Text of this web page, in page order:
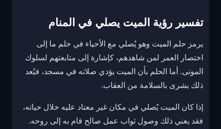
تفسير رؤية الميت يصلي في المنام
يرمز حلم الميت وهو يُصلي مع الأحياء في حلم ما إلى
اختصار العمر لمن شاهدهم، كإشارة إلى متابعتهم لسلوك
الموتى. أما الحلم بأن الميت يؤدي صلاته في مسجد، فيُعد
ذلك بشرى بالسلامة من العقاب.
إذا كان الميت يُصلي في مكان غير معتاد عليه خلال حياته،
فقد يعني ذلك وصول ثواب عمل صالح قام به إلى روحه.